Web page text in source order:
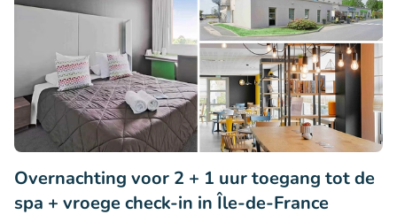
Overnachting voor 2 + 1 uur toegang tot de
spa + vroege check-in in Île-de-France